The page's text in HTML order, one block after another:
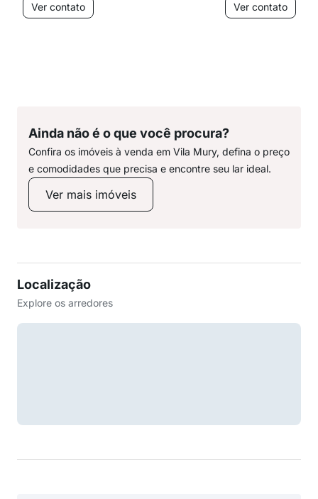
Ver contato
Ver contato
Ainda não é o que você procura?
Confira os imóveis à venda em Vila Mury, defina o preço
e comodidades que precisa e encontre seu lar ideal.
Ver mais imóveis
Localização
Explore os arredores